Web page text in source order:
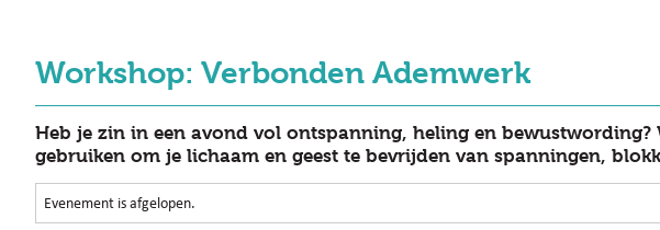
Workshop: Verbonden Ademwerk
Heb je zin in een avond vol ontspanning, heling en bewustwording?
gebruiken om je lichaam en geest te bevrijden van spanningen,
Evenement is afgelopen.